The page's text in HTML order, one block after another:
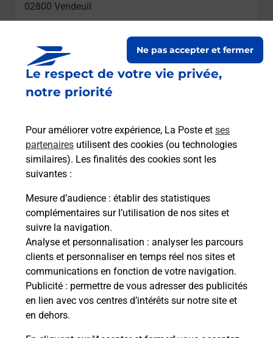
Le respect de votre vie privée,
notre priorité
Pour améliorer votre expérience, La Poste et ses
partenaires utilisent des cookies (ou technologies
similaires). Les finalités des cookies sont les
suivantes :
Mesure d’audience : établir des statistiques
complémentaires sur l’utilisation de nos sites et
suivre la navigation.
Analyse et personnalisation : analyser les parcours
clients et personnaliser en temps réel nos sites et
communications en fonction de votre navigation.
Publicité : permettre de vous adresser des publicités
en lien avec vos centres d’intérêts sur notre site et
en dehors.
Ne pas accepter et fermer
02800 Vendeuil
Boîte aux lettres La Poste
15 Avenue Paul Carette
02800 Vendeuil
Le lien s'ouvre dans un nouvel onglet
Boîte aux Lettres La Poste
Collecte du courrier aujourd'hui à 08h00
8 Rue Saint Jean
02800 Vendeuil
Le lien s'ouvre dans un nouvel onglet